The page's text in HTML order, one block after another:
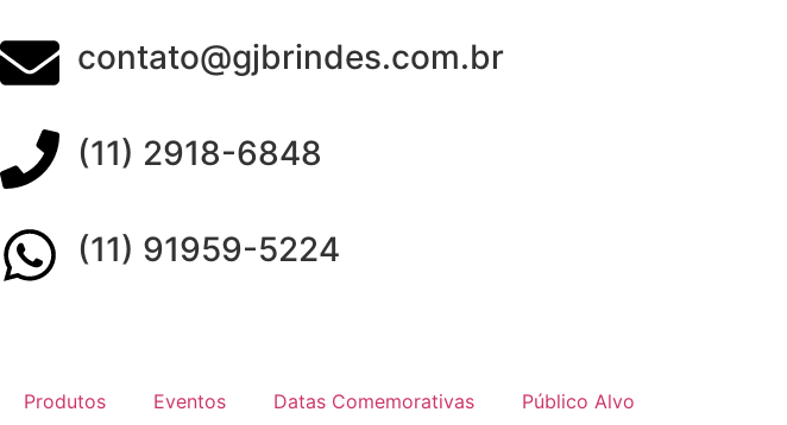
contato@gjbrindes.com.br
(11) 2918-6848
(11) 91959-5224
Produtos Eventos Datas Comemorativas Público Alvo